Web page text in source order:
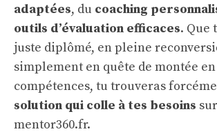
adaptées, du coaching
outils d’évaluation efficaces. Que
juste diplômé, en pleine
simplement en quête de montée en
compétences, tu trouveras
solution qui colle à tes besoins sur
mentor360.fr.